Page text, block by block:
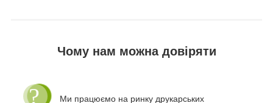
Чому нам можна довіряти
Ми працюємо на ринку друкарських